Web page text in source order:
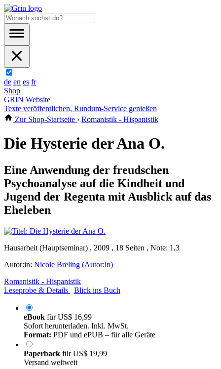
de en es fr
Shop
GRIN Website
Texte veröffentlichen, Rundum-Service genießen
Zur Shop-Startseite › Romanistik - Hispanistik
Die Hysterie der Ana O.
Eine Anwendung der freudschen
Psychoanalyse auf die Kindheit und
Jugend der Regenta mit Ausblick auf das
Eheleben
Hausarbeit (Hauptseminar) , 2009 , 18 Seiten , Note: 1,3
Autor:in: Nicole Breling (Autor:in)
Romanistik - Hispanistik
Leseprobe & Details
Blick ins Buch
eBook fürUS$ 16,99
Sofort herunterladen. Inkl. MwSt.
Format: PDF und ePUB – für alle Geräte
Paperback fürUS$ 19,99
Versand weltweit